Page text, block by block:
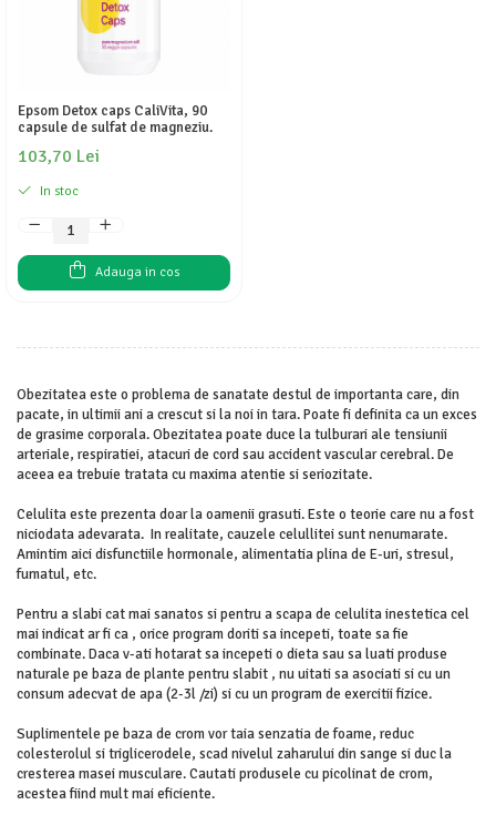
Epsom Detox caps CaliVita, 90
capsule de sulfat de magneziu.
103,70 Lei
In stoc
Adauga in cos
Obezitatea este o problema de sanatate destul de importanta care, din
pacate, in ultimii ani a crescut si la noi in tara. Poate fi definita ca un exces
de grasime corporala. Obezitatea poate duce la tulburari ale tensiunii
arteriale, respiratiei, atacuri de cord sau accident vascular cerebral. De
aceea ea trebuie tratata cu maxima atentie si seriozitate.
Celulita este prezenta doar la oamenii grasuti. Este o teorie care nu a fost
niciodata adevarata. In realitate, cauzele celullitei sunt nenumarate.
Amintim aici disfunctiile hormonale, alimentatia plina de E-uri, stresul,
fumatul, etc.
Pentru a slabi cat mai sanatos si pentru a scapa de celulita inestetica cel
mai indicat ar fi ca , orice program doriti sa incepeti, toate sa fie
combinate. Daca v-ati hotarat sa incepeti o dieta sau sa luati produse
naturale pe baza de plante pentru slabit , nu uitati sa asociati si cu un
consum adecvat de apa (2-3l /zi) si cu un program de exercitii fizice.
Suplimentele pe baza de crom vor taia senzatia de foame, reduc
colesterolul si triglicerodele, scad nivelul zaharului din sange si duc la
cresterea masei musculare. Cautati produsele cu picolinat de crom,
acestea fiind mult mai eficiente.